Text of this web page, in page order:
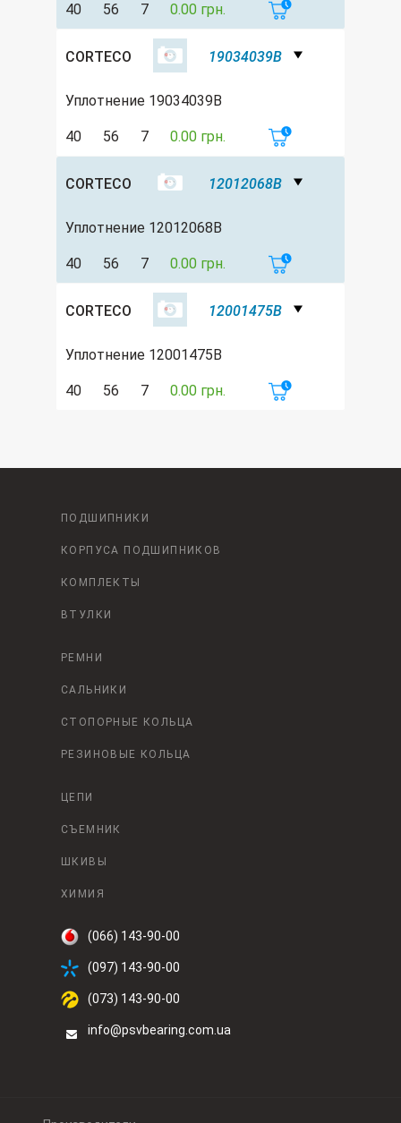
40 56 7 0.00 грн.
CORTECO 19034039B
Уплотнение 19034039B
40 56 7 0.00 грн.
CORTECO 12012068B
Уплотнение 12012068B
40 56 7 0.00 грн.
CORTECO 12001475B
Уплотнение 12001475B
40 56 7 0.00 грн.
ПОДШИПНИКИ
КОРПУСА ПОДШИПНИКОВ
КОМПЛЕКТЫ
ВТУЛКИ
РЕМНИ
САЛЬНИКИ
СТОПОРНЫЕ КОЛЬЦА
РЕЗИНОВЫЕ КОЛЬЦА
ЦЕПИ
СЪЕМНИК
ШКИВЫ
ХИМИЯ
(066) 143-90-00
(097) 143-90-00
(073) 143-90-00
info@psvbearing.com.ua